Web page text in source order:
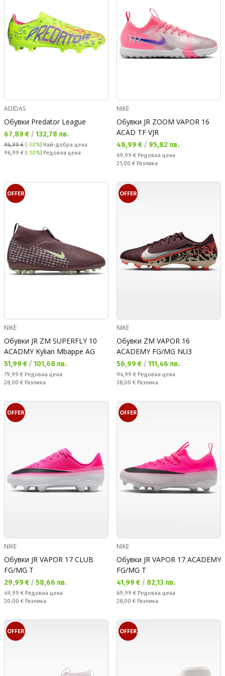
ADIDAS
Обувки Predator League
Текуща цена:
67,89 € / 132,78 лв.
96,99 € (-30%) Най-добра цена
Редовна цена:
96,99 € (-30%) Редовна цена
NIKE
Обувки JR ZOOM VAPOR 16
ACAD TF VJR
Текуща цена:
48,99 € / 95,82 лв.
Редовна цена:
69,99 € Редовна цена
Спестявате:
21,00 € Разлика
OFFER
NIKE
Обувки JR ZM SUPERFLY 10
ACADMY Kylian Mbappe AG
Текуща цена:
51,99 € / 101,68 лв.
Редовна цена:
79,99 € Редовна цена
Спестявате:
28,00 € Разлика
OFFER
NIKE
Обувки ZM VAPOR 16
ACADEMY FG/MG NU3
Текуща цена:
56,99 € / 111,46 лв.
Редовна цена:
94,99 € Редовна цена
Спестявате:
38,00 € Разлика
OFFER
NIKE
Обувки JR VAPOR 17 CLUB
FG/MG T
Текуща цена:
29,99 € / 58,66 лв.
Редовна цена:
49,99 € Редовна цена
Спестявате:
20,00 € Разлика
OFFER
NIKE
Обувки JR VAPOR 17 ACADEMY
FG/MG T
Текуща цена:
41,99 € / 82,13 лв.
Редовна цена:
69,99 € Редовна цена
Спестявате:
28,00 € Разлика
OFFER OFFER